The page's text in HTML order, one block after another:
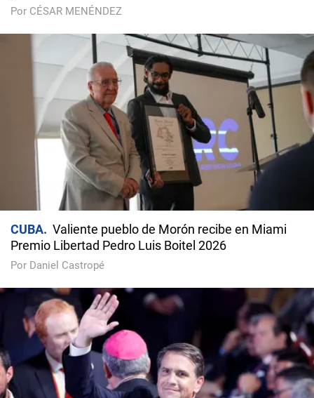
Por CÉSAR MENÉNDEZ
CUBA
Valiente pueblo de Morón recibe en Miami
Premio Libertad Pedro Luis Boitel 2026
Por Daniel Castropé